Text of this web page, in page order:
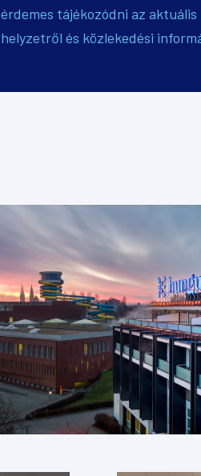
érdemes tájékozódni az aktuális
helyzetről és közlekedési